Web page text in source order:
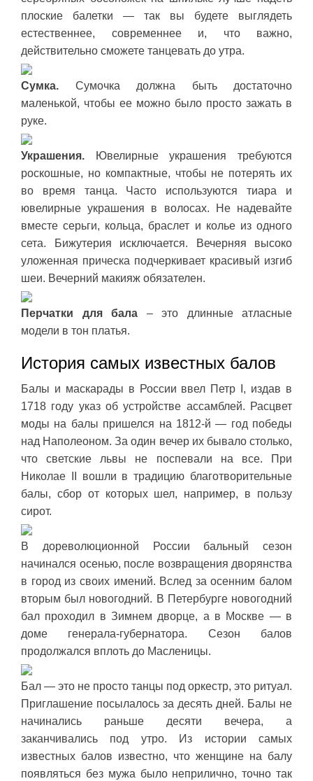
плоские балетки — так вы будете выглядеть
естественнее, современнее и, что важно,
действительно сможете танцевать до утра.
Сумка. Сумочка должна быть достаточно
маленькой, чтобы ее можно было просто зажать в
руке.
Украшения. Ювелирные украшения требуются
роскошные, но компактные, чтобы не потерять их
во время танца. Часто используются тиара и
ювелирные украшения в волосах. Не надевайте
вместе серьги, кольца, браслет и колье из одного
сета. Бижутерия исключается. Вечерняя высоко
уложенная прическа подчеркивает красивый изгиб
шеи. Вечерний макияж обязателен.
Перчатки для бала – это длинные атласные
модели в тон платья.
История самых известных балов
Балы и маскарады в России ввел Петр I, издав в
1718 году указ об устройстве ассамблей. Расцвет
моды на балы пришелся на 1812-й — год победы
над Наполеоном. За один вечер их бывало столько,
что светские львы не поспевали на все. При
Николае II вошли в традицию благотворительные
балы, сбор от которых шел, например, в пользу
сирот.
В дореволюционной России бальный сезон
начинался осенью, после возвращения дворянства
в город из своих имений. Вслед за осенним балом
вторым был новогодний. В Петербурге новогодний
бал проходил в Зимнем дворце, а в Москве — в
доме генерала-губернатора. Сезон балов
продолжался вплоть до Масленицы.
Бал — это не просто танцы под оркестр, это ритуал.
Приглашение посылалось за десять дней. Балы не
начинались раньше десяти вечера, а
заканчивались под утро. Из истории самых
известных балов известно, что женщине на балу
появляться без мужа было неприлично, точно так